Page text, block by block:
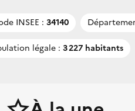
INSEE : 34140
légale : 3 227 habitants